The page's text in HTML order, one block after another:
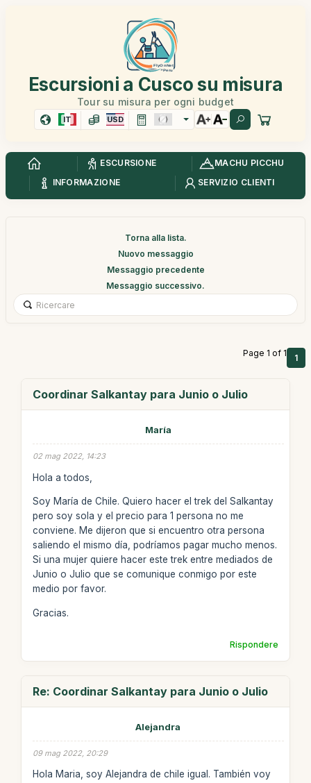
Escursioni a Cusco su misura
Tour su misura per ogni budget
IT USD
ESCURSIONE
MACHU PICCHU
INFORMAZIONE
SERVIZIO CLIENTI
Torna alla lista.
Nuovo messaggio
Messaggio precedente
Messaggio successivo.
Page 1 of 1 1
Coordinar Salkantay para Junio o Julio
María
02 mag 2022, 14:23
Hola a todos,
Soy María de Chile. Quiero hacer el trek del Salkantay
pero soy sola y el precio para 1 persona no me
conviene. Me dijeron que si encuentro otra persona
saliendo el mismo día, podríamos pagar mucho menos.
Si una mujer quiere hacer este trek entre mediados de
Junio o Julio que se comunique conmigo por este
medio por favor.
Gracias.
Rispondere
Re: Coordinar Salkantay para Junio o Julio
Alejandra
09 mag 2022, 20:29
Hola Maria, soy Alejandra de chile igual. También voy